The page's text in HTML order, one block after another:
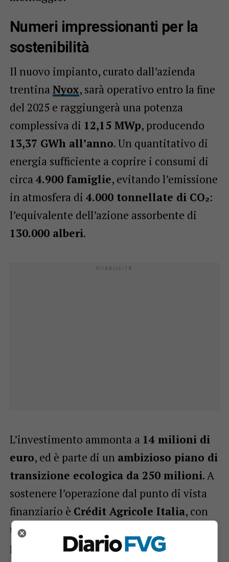
Numeri impressionanti per la
sostenibilità
Il nuovo impianto, curato dall’azienda
trentina Nyox, sarà operativo entro la fine
del 2025 e raggiungerà una potenza
complessiva di 12,15 MWp, producendo
13,37 GWh all’anno. Un quantitativo di
energia sufficiente a coprire i consumi di
circa 4.900 famiglie, evitando l’emissione
in atmosfera di 4.000 tonnellate di CO₂:
l’equivalente dell’azione assorbente di
130.000 alberi.
L’investimento ammonta a 14 milioni di
euro, ed è parte di un ambizioso piano di
transizione ecologica da 250 milioni. A
sostenere l’operazione dal punto di vista
finanziario è Crédit Agricole Italia, con
un contributo di 10 milioni nell’ambito del
programma Net Zero, grazie anche ai fondi